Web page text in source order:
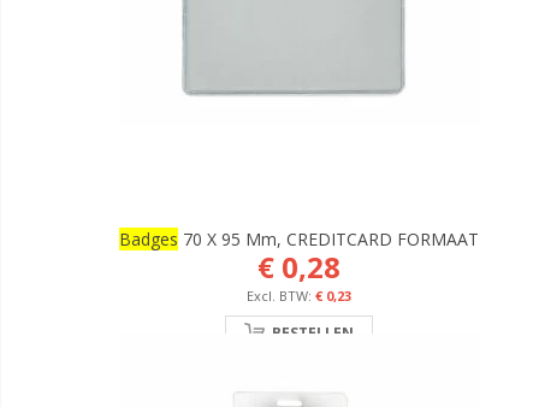
Badges 70 X 95 Mm, CREDITCARD FORMAAT
€ 0,28
€ 0,23
BESTELLEN